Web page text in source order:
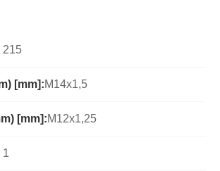
215
[mm]:M14x1,5
[mm]:M12x1,25
1